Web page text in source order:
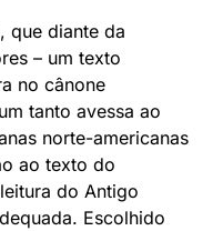
que diante da
– um texto
no cânone
tanto avessa ao
norte-americanas
ao texto do
do Antigo
Escolhido